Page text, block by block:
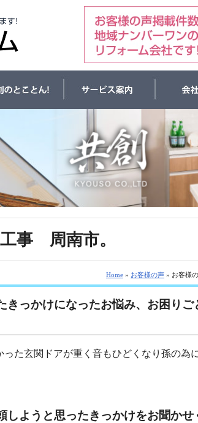
事 周南市。
Home » お客様の声 » お客様
っかけになったお悩み、お困りご
た玄関ドアが重く音もひどくなり孫の為
ようと思ったきっかけをお聞か